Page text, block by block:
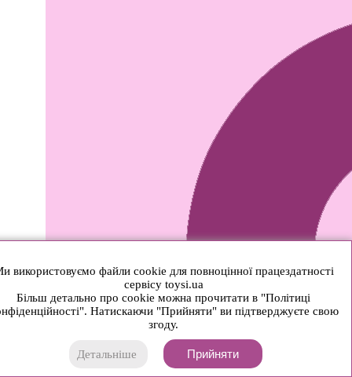
використовуємо файли cookie для повноцінної працездатності
сервісу toysi.ua
Більш детально про cookie можна прочитати в "Політиці
Натискаючи "Прийняти" ви підтверджуєте свою
згоду.
Детальніше Прийняти